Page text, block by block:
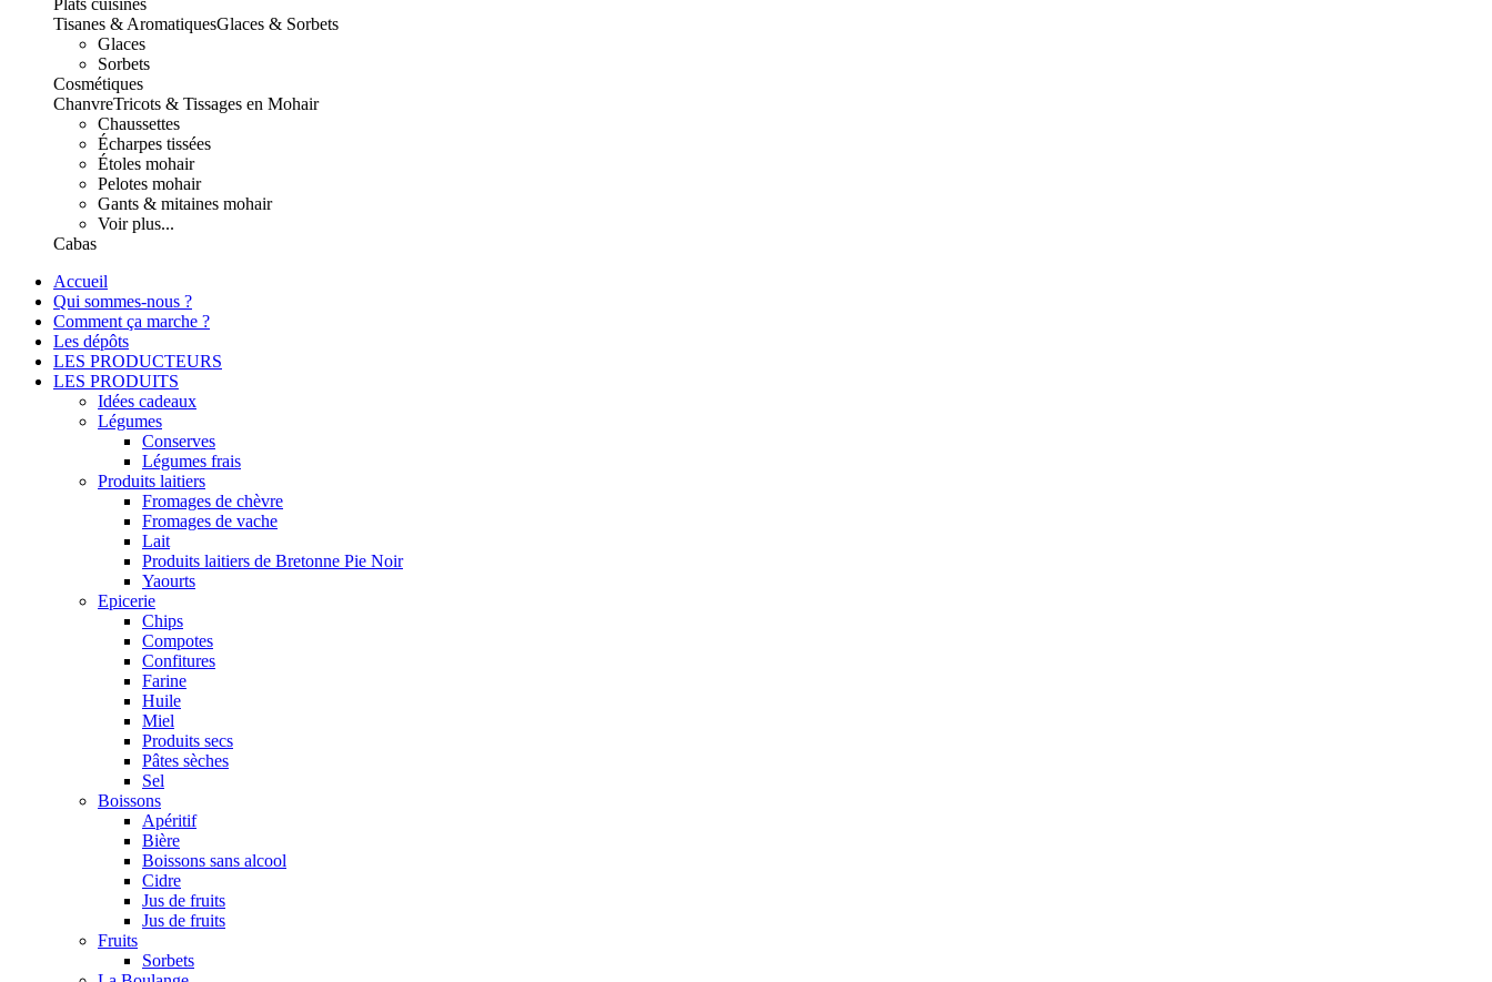
Plats cuisinés
Tisanes & AromatiquesGlaces & Sorbets
Glaces
Sorbets
Cosmétiques
ChanvreTricots & Tissages en Mohair
Chaussettes
Écharpes tissées
Étoles mohair
Pelotes mohair
Gants & mitaines mohair
Voir plus...
Cabas
Accueil
Qui sommes-nous ?
Comment ça marche ?
Les dépôts
LES PRODUCTEURS
LES PRODUITS
Idées cadeaux
Légumes
Conserves
Légumes frais
Produits laitiers
Fromages de chèvre
Fromages de vache
Lait
Produits laitiers de Bretonne Pie Noir
Yaourts
Epicerie
Chips
Compotes
Confitures
Farine
Huile
Miel
Produits secs
Pâtes sèches
Sel
Boissons
Apéritif
Bière
Boissons sans alcool
Cidre
Jus de fruits
Jus de fruits
Fruits
Sorbets